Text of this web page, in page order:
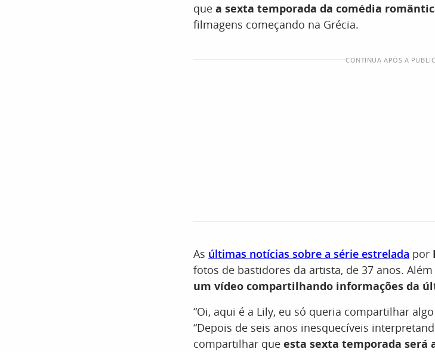
que a sexta temporada da comédia
filmagens começando na Grécia.
CONTINUA APÓS A
As últimas notícias sobre a série estrelada por
fotos de bastidores da artista, de 37 anos.
um vídeo compartilhando informações da
“Oi, aqui é a Lily, eu só queria compartilhar
“Depois de seis anos inesquecíveis
compartilhar que esta sexta temporada será